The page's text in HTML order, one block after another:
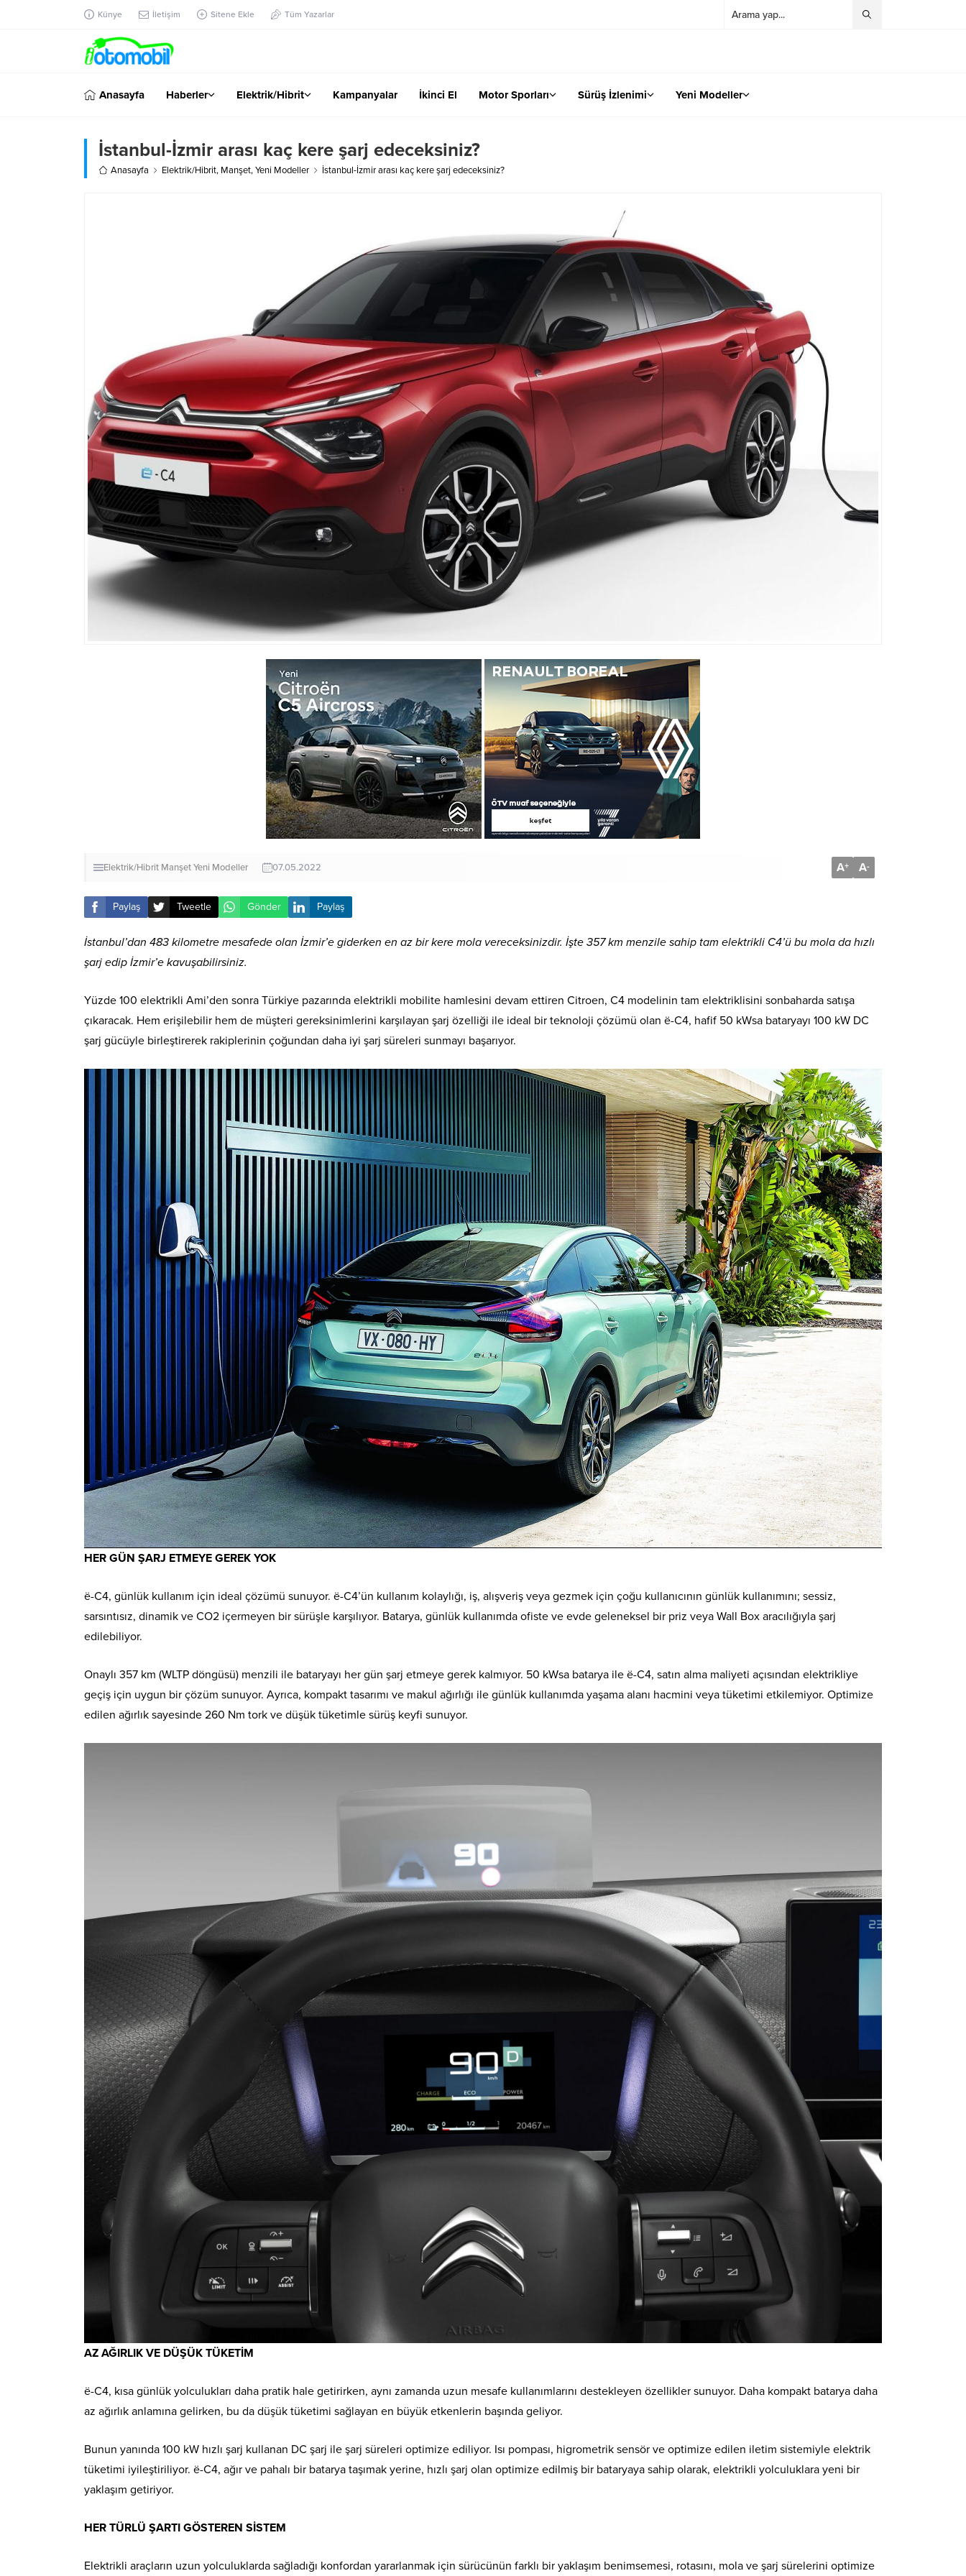
Künye İletişim Sitene Ekle Tüm Yazarlar
Anasayfa Haberler Elektrik/Hibrit Kampanyalar İkinci El Motor Sporları Sürüş İzlenimi Yeni Modeller
İstanbul-İzmir arası kaç kere şarj edeceksiniz?
Anasayfa Elektrik/Hibrit, Manşet,Yeni Modeller İstanbul-İzmir arası kaç kere şarj edeceksiniz?
Elektrik/Hibrit ManşetYeni Modeller 07.05.2022 A+ A-
Paylaş Tweetle Gönder Paylaş
İstanbul’dan 483 kilometre mesafede olan İzmir’e giderken en az bir kere mola vereceksinizdir. İşte 357 km menzile sahip tam elektrikli C4’ü bu mola da hızlı
şarj edip İzmir’e kavuşabilirsiniz.
Yüzde 100 elektrikli Ami’den sonra Türkiye pazarında elektrikli mobilite hamlesini devam ettiren Citroen, C4 modelinin tam elektriklisini sonbaharda satışa
çıkaracak. Hem erişilebilir hem de müşteri gereksinimlerini karşılayan şarj özelliği ile ideal bir teknoloji çözümü olan ë-C4, hafif 50 kWsa bataryayı 100 kW DC
şarj gücüyle birleştirerek rakiplerinin çoğundan daha iyi şarj süreleri sunmayı başarıyor.
HER GÜN ŞARJ ETMEYE GEREK YOK
ë-C4, günlük kullanım için ideal çözümü sunuyor. ë-C4’ün kullanım kolaylığı, iş, alışveriş veya gezmek için çoğu kullanıcının günlük kullanımını; sessiz,
sarsıntısız, dinamik ve CO2 içermeyen bir sürüşle karşılıyor. Batarya, günlük kullanımda ofiste ve evde geleneksel bir priz veya Wall Box aracılığıyla şarj
edilebiliyor.
Onaylı 357 km (WLTP döngüsü) menzili ile bataryayı her gün şarj etmeye gerek kalmıyor. 50 kWsa batarya ile ë-C4, satın alma maliyeti açısından elektrikliye
geçiş için uygun bir çözüm sunuyor. Ayrıca, kompakt tasarımı ve makul ağırlığı ile günlük kullanımda yaşama alanı hacmini veya tüketimi etkilemiyor. Optimize
edilen ağırlık sayesinde 260 Nm tork ve düşük tüketimle sürüş keyfi sunuyor.
AZ AĞIRLIK VE DÜŞÜK TÜKETİM
ë-C4, kısa günlük yolculukları daha pratik hale getirirken, aynı zamanda uzun mesafe kullanımlarını destekleyen özellikler sunuyor. Daha kompakt batarya daha
az ağırlık anlamına gelirken, bu da düşük tüketimi sağlayan en büyük etkenlerin başında geliyor.
Bunun yanında 100 kW hızlı şarj kullanan DC şarj ile şarj süreleri optimize ediliyor. Isı pompası, higrometrik sensör ve optimize edilen iletim sistemiyle elektrik
tüketimi iyileştiriliyor. ë-C4, ağır ve pahalı bir batarya taşımak yerine, hızlı şarj olan optimize edilmiş bir bataryaya sahip olarak, elektrikli yolculuklara yeni bir
yaklaşım getiriyor.
HER TÜRLÜ ŞARTI GÖSTEREN SİSTEM
Elektrikli araçların uzun yolculuklarda sağladığı konfordan yararlanmak için sürücünün farklı bir yaklaşım benimsemesi, rotasını, mola ve şarj sürelerini optimize